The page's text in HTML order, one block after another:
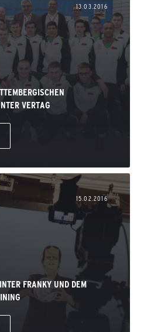
13.03.2016
VERTAG
15.02.2016
FRANKY UND DEM